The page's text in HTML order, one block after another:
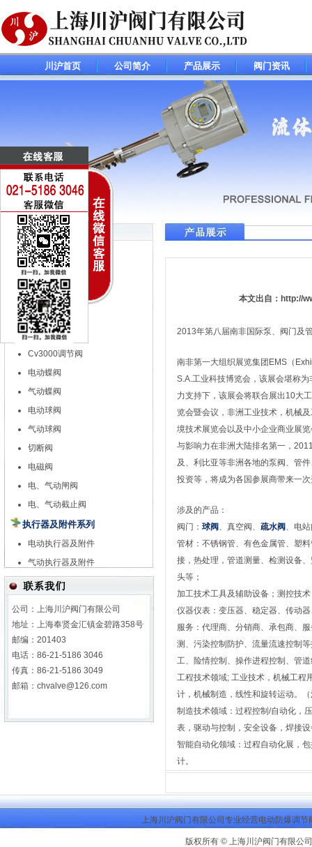
川沪首页 公司简介 产品展示 阀门资讯
调节阀(控制阀)系列
电动调节阀
气动调节阀
特殊调节阀
自力式调节阀
Cv3000调节阀
电动蝶阀
气动蝶阀
电动球阀
气动球阀
切断阀
电磁阀
电、气动闸阀
电、气动截止阀
执行器及附件系列
电动执行器及附件
气动执行器及附件
公司：上海川沪阀门有限公司
地址：上海奉贤金汇镇金碧路358号
邮编：201403
电话：86-21-5186 3046
传真：86-21-5186 3049
邮箱： chvalve@126.com
本文出自：http://
2013年第八届南非国际泵、阀门及
南非第一大组织展览集团EMS（
S.A.工业科技博览会，该展会堪称
力支持下，该展会将联合展出10大
览会暨会议，非洲工业技术，机械
境技术展览会以及中小企业商业展
与影响力在非洲大陆排名第一，
及、利比亚等非洲各地的泵阀、管
投资等，将成为各国参展商带来一
涉及的产品：
阀门： 球阀 、真空阀、 疏水阀 、电
管材：不锈钢管、有色金属管、塑
接，热处理，管道测量、检测设备
头等；
加工技术工具及辅助设备；测控技
仪器仪表：变压器、稳定器、传动
服务：代理商、分销商、承包商、
测、污染控制防护、流量流速控制
工、险情控制、操作进程控制、管
工程技术领域; 工业技术，机械工程
计，机械制造，线性和旋转运动。
制造技术领域：过程控制/自动化，
表，驱动与控制，安全设备，焊接
智能自动化领域：过程自动化展，
计。
上海川沪阀门有限公司专业经营电动防爆调
版权所有 © 上海川沪阀门有限公